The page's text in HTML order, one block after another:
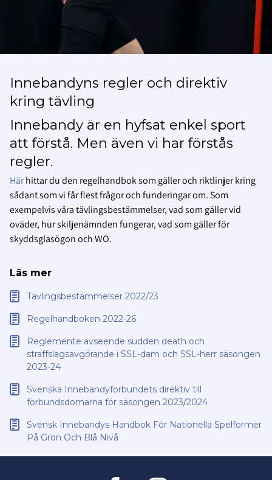
Innebandyns regler och direktiv
kring tävling
Innebandy är en hyfsat enkel sport
att förstå. Men även vi har förstås
regler.
Härhittar du den regelhandbok som gäller och riktlinjer kring
sådant som vi får flest frågor och funderingar om. Som
exempelvis våra tävlingsbestämmelser, vad som gäller vid
oväder, hur skiljenämnden fungerar, vad som gäller för
skyddsglasögon och WO.
Läs mer
Tävlingsbestämmelser 2022/23
Regelhandboken 2022-26
Reglemente avseende sudden death och
straffslagsavgörande i SSL-dam och SSL-herr säsongen
2023-24
Svenska Innebandyförbundets direktiv till
förbundsdomarna för säsongen 2023/2024
Svensk Innebandys Handbok För Nationella Spelformer
På Grön Och Blå Nivå